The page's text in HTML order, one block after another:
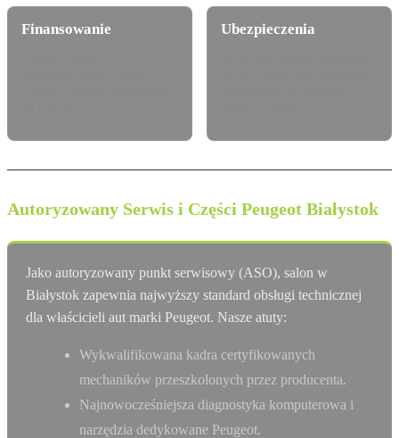
Finansowanie Ubezpieczenia
Autoryzowany Serwis i Części Peugeot Białystok
Jako autoryzowany punkt serwisowy (ASO), salon w
Białystok zapewnia najwyższy standard obsługi technicznej
dla właścicieli aut marki Peugeot. Nasze atuty:
Wykwalifikowana kadra certyfikowanych
mechaników przeszkolonych przez producenta.
Najnowocześniejsza diagnostyka komputerowa i
narzędzia dedykowane Peugeot.